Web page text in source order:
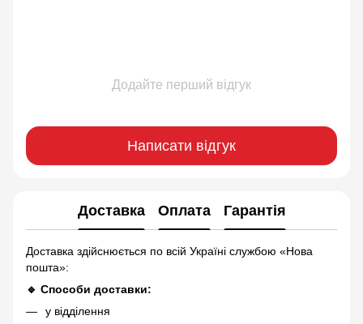
Додайте перший відгук
Написати відгук
Доставка Оплата Гарантія
Доставка здійснюється по всій Україні службою «Нова
пошта»:
🔹 Способи доставки:
у відділення